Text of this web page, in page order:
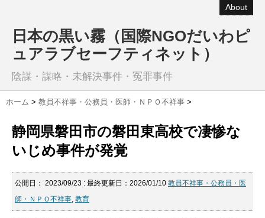
About
日本の黒い霧（国際NGOだいわピ
ュアラブセーフティネット）
陰謀・謀略・未解決事件・冤罪事件
ホーム > 教員不祥事・公務員・医師・ＮＰＯ不祥事 >
静岡県磐田市の磐田東高校で凄惨な
いじめ事件が発覚
公開日： 2023/09/23 : 最終更新日：2026/01/10 教員不祥事・公務員・医
師・ＮＰＯ不祥事, 教育